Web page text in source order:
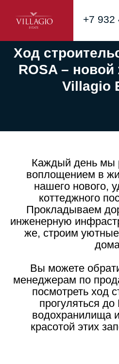
Ход
ROSA –
Villagio
Каждый день мы
воплощением в
нашего нового,
коттеджного
Прокладываем
инженерную
же, строим
Вы можете
менеджерам по
посмотреть ход
прогуляться до
водохранилища
красотой этих